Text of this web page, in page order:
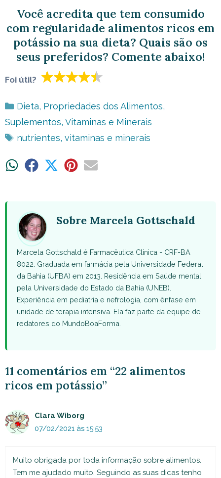
Você acredita que tem consumido
com regularidade alimentos ricos em
potássio na sua dieta? Quais são os
seus preferidos? Comente abaixo!
Foi útil?
Categorias
Dieta, Propriedades dos Alimentos,
Suplementos, Vitaminas e Minerais
Tags
nutrientes, vitaminas e minerais
ShareShare ShareShareShare
Sobre Marcela Gottschald
Marcela Gottschald é Farmacêutica Clinica - CRF-BA
8022. Graduada em farmácia pela Universidade Federal
da Bahia (UFBA) em 2013. Residência em Saúde mental
pela Universidade do Estado da Bahia (UNEB).
Experiência em pediatria e nefrologia, com ênfase em
unidade de terapia intensiva. Ela faz parte da equipe de
redatores do MundoBoaForma.
11 comentários em “22 alimentos
ricos em potássio”
Clara Wiborg
07/02/2021 às 15:53
Muito obrigada por toda informação sobre alimentos.
Tem me ajudado muito. Seguindo as suas dicas tenho